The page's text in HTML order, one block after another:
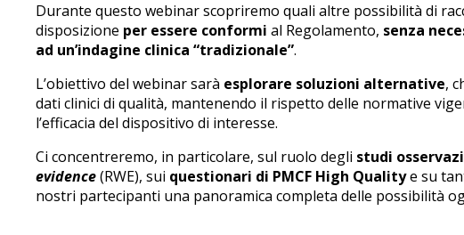
Durante questo webinar scopriremo quali altre possibilità di
disposizione per essere conformi al Regolamento, senza
ad un’indagine clinica “tradizionale”.
L’obiettivo del webinar sarà esplorare soluzioni alternative,
dati clinici di qualità, mantenendo il rispetto delle normative
l’efficacia del dispositivo di interesse.
Ci concentreremo, in particolare, sul ruolo degli studi
evidence(RWE), sui questionari di PMCF High Qualitye su
nostri partecipanti una panoramica completa delle possibilità